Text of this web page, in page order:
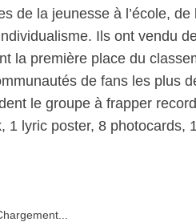
de la jeunesse à l’école, de
Ils ont vendu
la première place du
de fans les plus
le groupe à frapper
lyric poster, 8 photocards,